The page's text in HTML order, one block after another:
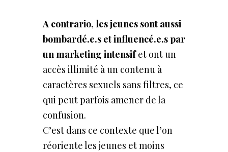
A contrario, les jeunes sont aussi
bombardé.e.s et influencé.e.s par
un marketing intensifet ont un
accès illimité à un contenu à
caractères sexuels sans filtres, ce
qui peut parfois amener de la
confusion.
C’est dans ce contexte que l’on
réoriente les jeunes et moins